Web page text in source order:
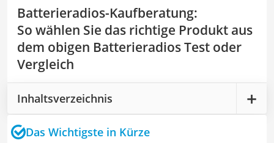
Batterieradios-Kaufberatung:
So wählen Sie das richtige Produkt aus
dem obigen Batterieradios Test oder
Vergleich
Inhaltsverzeichnis
Das Wichtigste in Kürze